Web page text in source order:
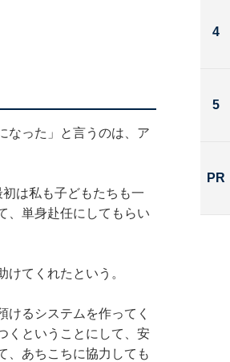
なった」と言うのは、ア
は私も子どもたちも一
、単身赴任にしてもらい
てくれたという。
けるシステムを作ってく
くということにして、安
、あちこちに協力しても
4
5
PR